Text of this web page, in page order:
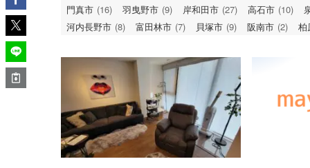
門真市 (16) 羽曳野市 (9) 岸和田市 (27) 高石市 (10)
河内長野市 (8) 富田林市 (7) 貝塚市 (9) 阪南市 (2) 柏